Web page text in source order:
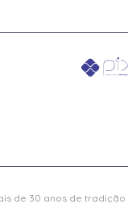
de 30 anos de